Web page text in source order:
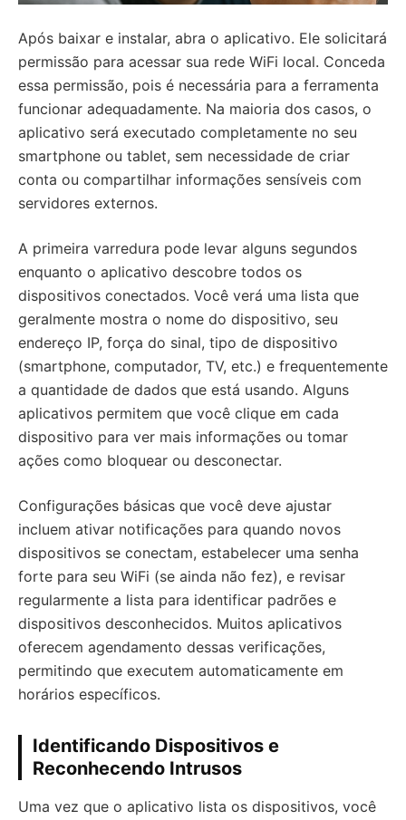
Após baixar e instalar, abra o aplicativo. Ele solicitará
permissão para acessar sua rede WiFi local. Conceda
essa permissão, pois é necessária para a ferramenta
funcionar adequadamente. Na maioria dos casos, o
aplicativo será executado completamente no seu
smartphone ou tablet, sem necessidade de criar
conta ou compartilhar informações sensíveis com
servidores externos.
A primeira varredura pode levar alguns segundos
enquanto o aplicativo descobre todos os
dispositivos conectados. Você verá uma lista que
geralmente mostra o nome do dispositivo, seu
endereço IP, força do sinal, tipo de dispositivo
(smartphone, computador, TV, etc.) e frequentemente
a quantidade de dados que está usando. Alguns
aplicativos permitem que você clique em cada
dispositivo para ver mais informações ou tomar
ações como bloquear ou desconectar.
Configurações básicas que você deve ajustar
incluem ativar notificações para quando novos
dispositivos se conectam, estabelecer uma senha
forte para seu WiFi (se ainda não fez), e revisar
regularmente a lista para identificar padrões e
dispositivos desconhecidos. Muitos aplicativos
oferecem agendamento dessas verificações,
permitindo que executem automaticamente em
horários específicos.
Identificando Dispositivos e
Reconhecendo Intrusos
Uma vez que o aplicativo lista os dispositivos, você